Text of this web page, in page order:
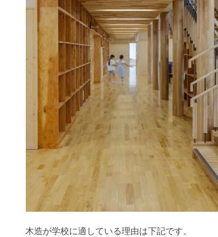
木造が学校に適している理由は下記です。